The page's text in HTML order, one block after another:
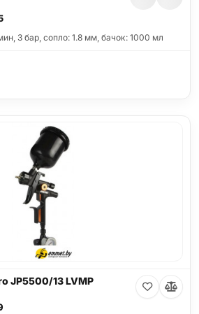
3 бар, сопло: 1.8 мм, бачок: 1000 мл
JP5500/13 LVMP